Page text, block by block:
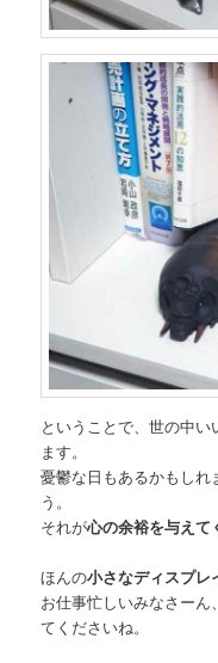
ということで、世の中
ます。
憂鬱な日もあるかもしれ
う。
それが心の余裕を与えて
ほんの小さなディスプレ
お仕事忙しいみなさー
てくださいね。